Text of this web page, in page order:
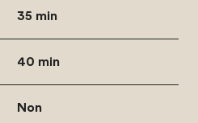
35 min
40 min
Non